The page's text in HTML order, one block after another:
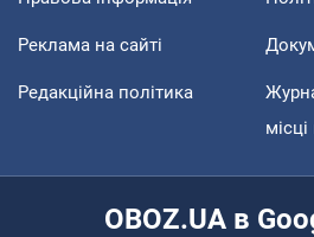
Реклама на сайті
Редакційна політика
OBOZ.UA в